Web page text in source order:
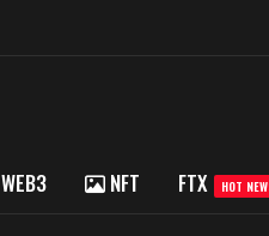
WEB3 NFT FTX HOT